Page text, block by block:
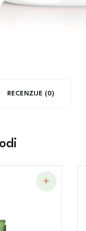
RECENZIJE (0)